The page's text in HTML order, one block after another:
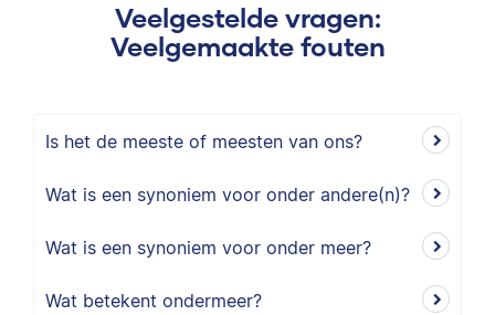
Veelgestelde vragen:
Veelgemaakte fouten
Is het de meeste of meesten van ons?
Wat is een synoniem voor onder andere(n)?
Wat is een synoniem voor onder meer?
Wat betekent ondermeer?